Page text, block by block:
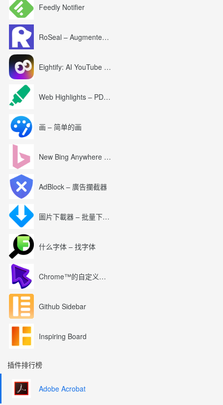
Feedly Notifier
RoSeal – Augmented Roblox Experience
Eightify: AI YouTube Summary with ChatGPT
Web Highlights – PDF & Web Highlighter
画 – 简单的画
New Bing Anywhere (Bing Chat GPT-4)
AdBlock – 廣告攔截器
圖片下載器 – 批量下載圖片
什么字体 – 找字体
Chrome™的自定义光标
Github Sidebar
Inspiring Board
插件排行榜
Adobe Acrobat